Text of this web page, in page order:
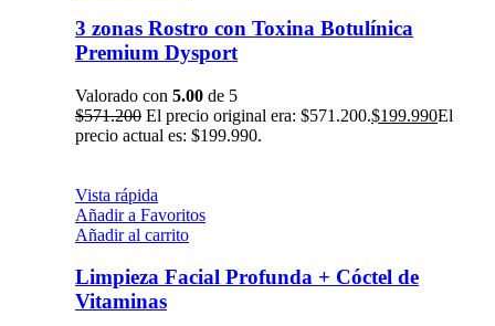
3 zonas Rostro con Toxina Botulínica
Premium Dysport
Valorado con 5.00 de 5
$571.200 El precio original era: $571.200.$199.990El
precio actual es: $199.990.
Vista rápida
Añadir a Favoritos
Añadir al carrito
Limpieza Facial Profunda + Cóctel de
Vitaminas